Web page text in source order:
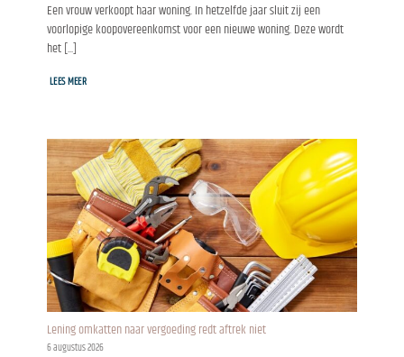
Een vrouw verkoopt haar woning. In hetzelfde jaar sluit zij een
voorlopige koopovereenkomst voor een nieuwe woning. Deze wordt
het [...]
LEES MEER
Lening omkatten naar vergoeding redt aftrek niet
6 augustus 2026